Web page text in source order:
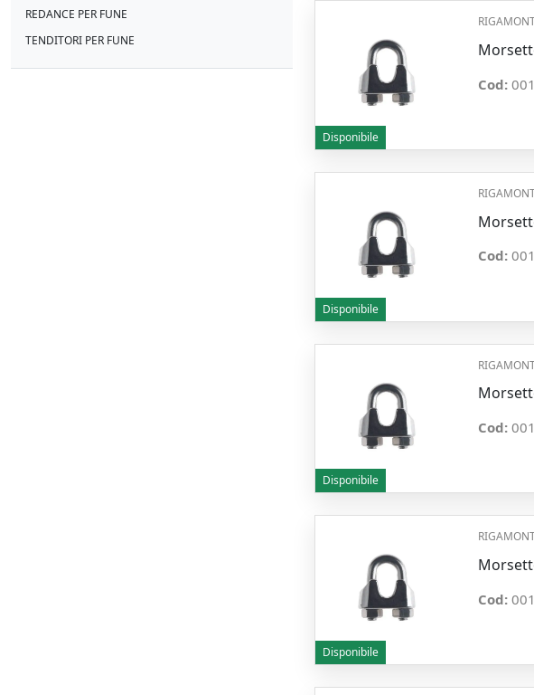
REDANCE PER FUNE
TENDITORI PER FUNE
Disponibile
Cod:
Disponibile
Cod:
Disponibile
Cod:
Disponibile
Cod: